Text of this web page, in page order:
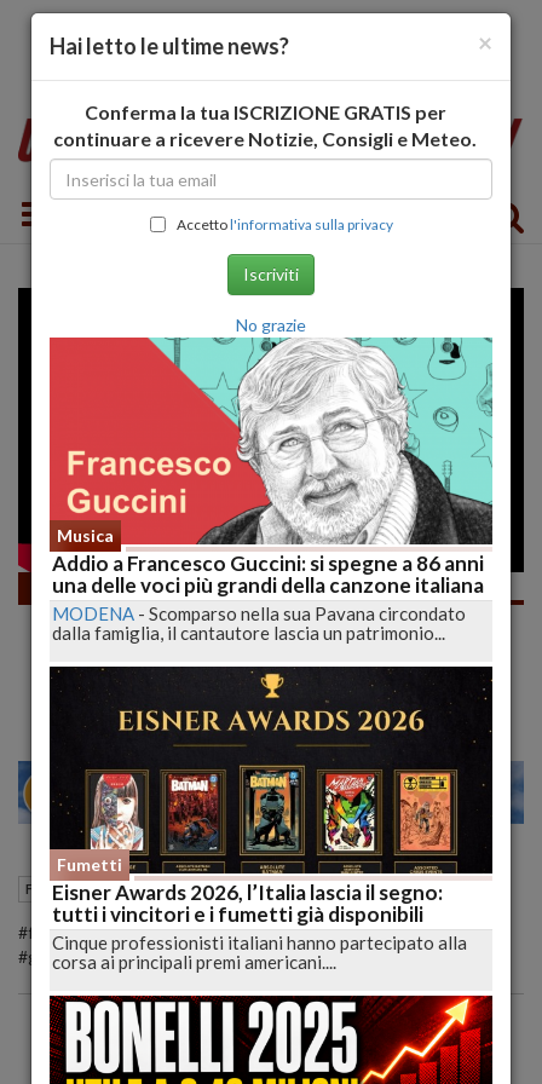
Toggle navigation
Fumetti
NOVITÀ IMPORTANTI per Samuel Stern ed
il FANTASY BUGS COMICS | LUCCA 2021 |
lucadeejay
MILANO 28 30
Fumetti Lucca (LU) 12 Febbraio 2022 12:43
#fantasy #samuelstern #bugscomics #Lucca #luccacomics
#gianmarcoFumasoli
×
Hai letto le ultime news?
Conferma la tua ISCRIZIONE GRATIS per
continuare a ricevere Notizie, Consigli e Meteo.
Accettol'informativa sulla privacy
Iscriviti
No grazie
Musica
Addio a Francesco Guccini: si spegne a 86 anni
una delle voci più grandi della canzone italiana
MODENA - Scomparso nella sua Pavana circondato
dalla famiglia, il cantautore lascia un patrimonio...
Fumetti
Eisner Awards 2026, l’Italia lascia il segno:
tutti i vincitori e i fumetti già disponibili
Cinque professionisti italiani hanno partecipato alla
corsa ai principali premi americani....